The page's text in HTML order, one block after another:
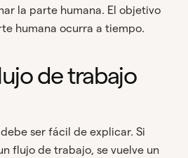
la parte humana. El objetivo
humana ocurra a tiempo.
de trabajo
ser fácil de explicar. Si
flujo de trabajo, se vuelve un